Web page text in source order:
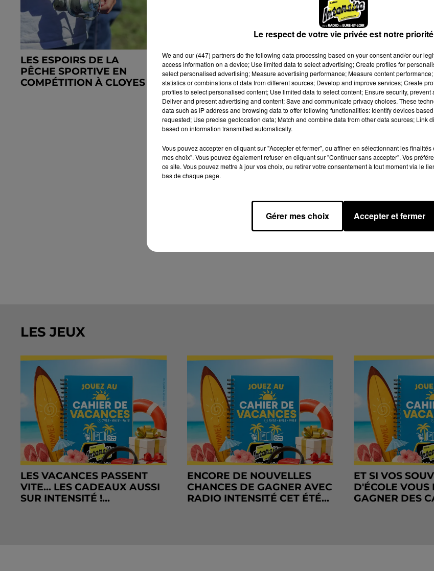
LES ESPOIRS DE LA
PÊCHE SPORTIVE EN
COMPÉTITION À CLOYES
LES JEUX
LES VACANCES PASSENT
VITE... LES CADEAUX AUSSI
SUR INTENSITÉ !...
ENCORE DE NOUVELLES
CHANCES DE GAGNER AVEC
RADIO INTENSITÉ CET ÉTÉ...
ET SI VOS
D'ÉCOLE VOUS
GAGNER DES
Le respect de votre vie privée est notre priorité
We and our (447) partnersdo the following data processing based on your consent and/or our
access information on a device; Use limited data to select advertising; Create profiles for
select personalised advertising; Measure advertising performance; Measure content
statistics or combinations of data from different sources; Develop and improve services; Create
profiles to select personalised content; Use limited data to select content; Ensure security, prevent
Deliver and present advertising and content; Save and communicate privacy choices. These
data such as IP address and browsing data to offer following functionalities: Identify devices
requested; Use precise geolocation data; Match and combine data from other data sources; Link
based on information transmitted automatically.
Vous pouvez accepter en cliquant sur "Accepter et fermer", ou affiner en sélectionnant les
mes choix". Vous pouvez également refuser en cliquant sur "Continuer sans accepter". Vos
ce site. Vous pouvez mettre à jour vos choix, ou retirer votre consentement à tout moment via le
bas de chaque page.
Gérer mes choix Accepter et fermer